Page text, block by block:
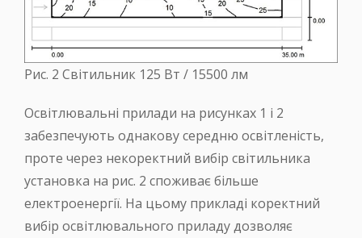
Рис. 2 Світильник 125 Вт / 15500 лм
Освітлювальні прилади на рисунках 1 і 2
забезпечують однакову середню освітленість,
проте через некоректний вибір світильника
установка на рис. 2 споживає більше
електроенергії. На цьому прикладі коректний
вибір освітлювального приладу дозволяє